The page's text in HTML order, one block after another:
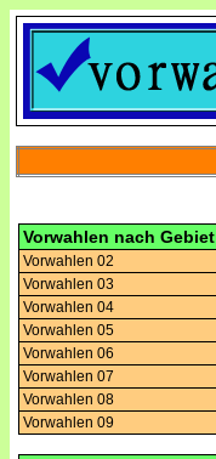
Vorwahlen nach Gebiet
Vorwahlen 02
Vorwahlen 03
Vorwahlen 04
Vorwahlen 05
Vorwahlen 06
Vorwahlen 07
Vorwahlen 08
Vorwahlen 09